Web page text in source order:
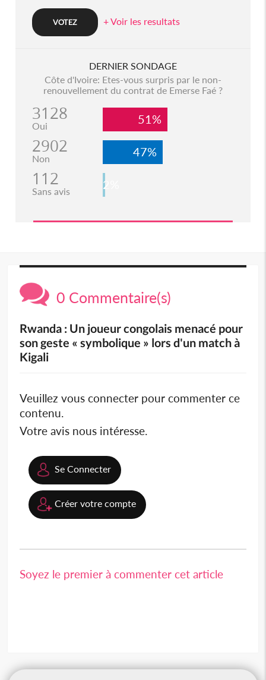
+ Voir les resultats
DERNIER SONDAGE
Côte d'Ivoire: Etes-vous surpris par le non-
renouvellement du contrat de Emerse Faé ?
3128
Oui 51%
2902
Non 47%
112
Sans avis 2%
0 Commentaire(s)
Rwanda : Un joueur congolais menacé pour
son geste « symbolique » lors d'un match à
Kigali
Veuillez vous connecter pour commenter ce
contenu.
Votre avis nous intéresse.
Se Connecter
Créer votre compte
Soyez le premier à commenter cet article